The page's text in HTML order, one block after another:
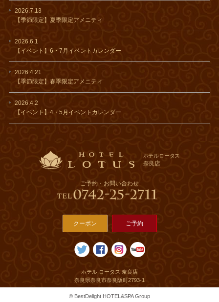
2026.7.13
【季節限定】夏季限定アメニティ
2026.6.1
【イベント】6・7月イベントカレンダー
2026.4.21
【季節限定】春季限定アメニティ
2026.4.2
【イベント】4・5月イベントカレンダー
ホテルロータス
奈良店
ご予約・お問い合わせ
クーポン ご予約
ホテル ロータス 奈良店
奈良県奈良市奈良阪町2793-1
© BestDelight HOTEL&SPA Group